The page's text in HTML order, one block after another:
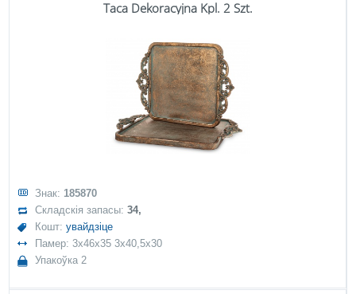
Taca Dekoracyjna Kpl. 2 Szt.
Знак: 185870
Складскія запасы:34,
Кошт:увайдзіце
Памер: 3x46x35 3x40,5x30
Упакоўка 2